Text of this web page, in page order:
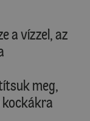
a vízzel, az
meg,
kockákra